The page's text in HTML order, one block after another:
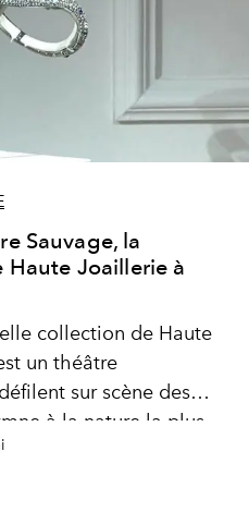
Sauvage, la
Joaillerie à
collection de Haute
un théâtre
sur scène des
à la nature la plus
» de joyaux, au